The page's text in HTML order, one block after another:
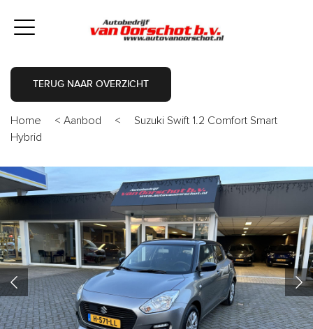
TERUG NAAR OVERZICHT
Home < Aanbod <
Suzuki Swift 1.2 Comfort Smart
Hybrid